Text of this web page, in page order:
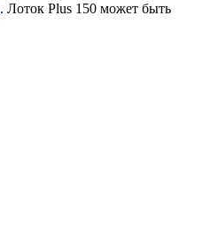
. Лоток Plus 150 может быть